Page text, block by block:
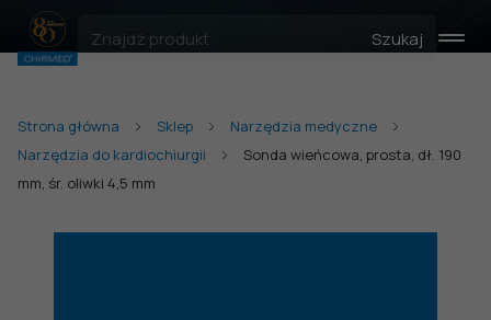
Szukaj
Strona główna Sklep
Narzędzia medyczne
Narzędzia do kardiochiurgii
Sonda wieńcowa, prosta, dł. 190
mm, śr. oliwki 4,5 mm